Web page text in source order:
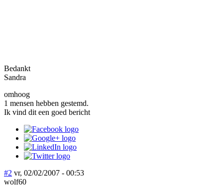
Bedankt
Sandra
omhoog
1 mensen hebben gestemd.
Ik vind dit een goed bericht
#2 vr, 02/02/2007 - 00:53
wolf60